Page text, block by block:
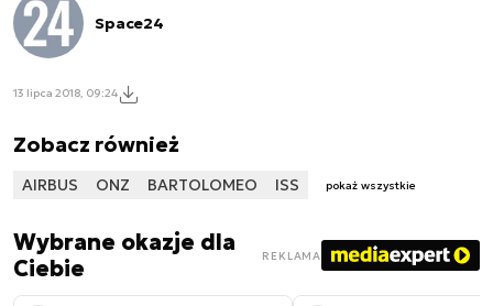
Space24
13 lipca 2018, 09:24
Zobacz również
AIRBUS ONZ BARTOLOMEO ISS pokaż wszystkie
Wybrane okazje dla
Ciebie
REKLAMA